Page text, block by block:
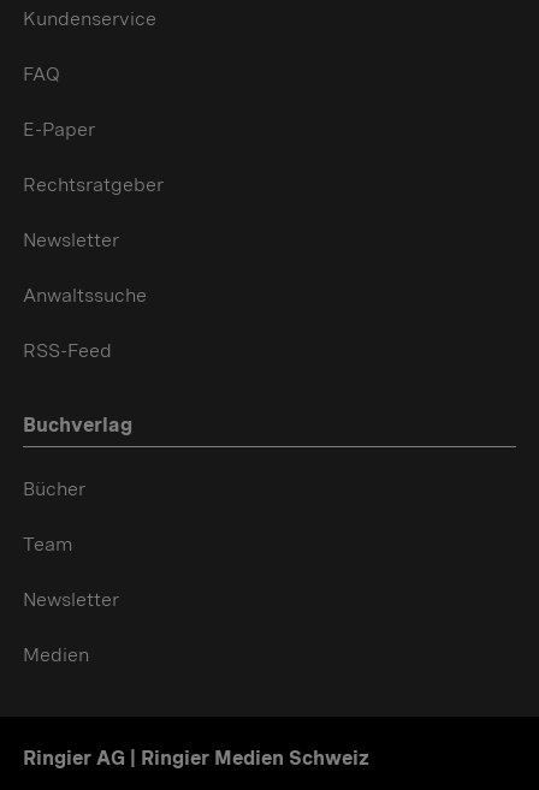
Kundenservice
FAQ
E-Paper
Rechtsratgeber
Newsletter
Anwaltssuche
RSS-Feed
Buchverlag
Bücher
Team
Newsletter
Medien
Ringier AG | Ringier Medien Schweiz